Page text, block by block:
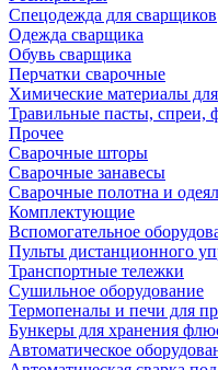
Спецодежда для сварщиков
Одежда сварщика
Обувь сварщика
Перчатки сварочные
Химические материалы
Травильные пасты, спреи,
Прочее
Сварочные шторы
Сварочные занавесы
Сварочные полотна и
Комплектующие
Вспомогательное
Пульты дистанционного
Транспортные тележки
Сушильное оборудование
Термопеналы и печи для
Бункеры для хранения
Автоматическое